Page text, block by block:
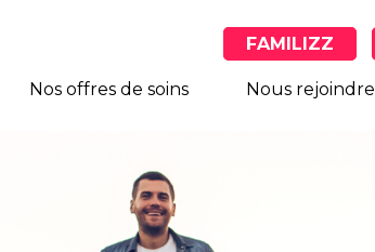
FAMILIZZ
Nos offres de soins Nous rejoindre